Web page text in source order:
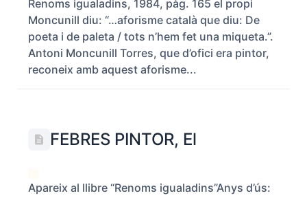
Renoms igualadins, 1984, pàg. 165 el propi
Moncunill diu: “…aforisme català que diu: De
poeta i de paleta / tots n’hem fet una miqueta.”.
Antoni Moncunill Torres, que d’ofici era pintor,
reconeix amb aquest aforisme...
FEBRES PINTOR, El
Apareix al llibre “Renoms igualadins”Anys d’ús: